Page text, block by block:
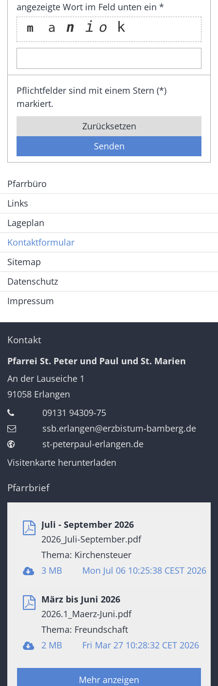
angezeigte Wort im Feld unten ein *
Pflichtfelder sind mit einem Stern (*)
markiert.
Zurücksetzen
Pfarrbüro
Links
Lageplan
Kontaktformular
Sitemap
Datenschutz
Impressum
Kontakt
Pfarrei St. Peter und Paul und St. Marien
An der Lauseiche 1
91058 Erlangen
09131 94309-75
ssb.erlangen@erzbistum-bamberg.de
st-peterpaul-erlangen.de
Visitenkarte herunterladen
Pfarrbrief
Juli - September 2026
2026_Juli-September.pdf
Thema: Kirchensteuer
3 MB
Mon Jul 06 10:25:38 CEST 2026
März bis Juni 2026
2026.1_Maerz-Juni.pdf
Thema: Freundschaft
2 MB
Fri Mar 27 10:28:32 CET 2026
Mehr anzeigen